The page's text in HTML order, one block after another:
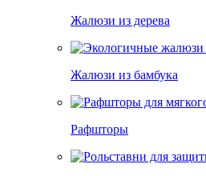
Жалюзи из дерева
Жалюзи из бамбука
Рафшторы